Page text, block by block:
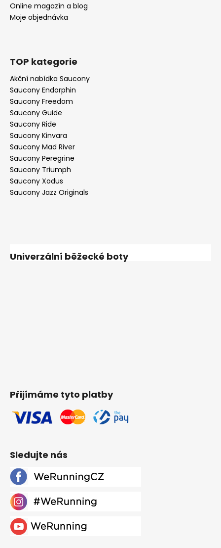
Online magazín a blog
Moje objednávka
TOP kategorie
Akční nabídka Saucony
Saucony Endorphin
Saucony Freedom
Saucony Guide
Saucony Ride
Saucony Kinvara
Saucony Mad River
Saucony Peregrine
Saucony Triumph
Saucony Xodus
Saucony Jazz Originals
Univerzální běžecké boty
Přijímáme tyto platby
Sledujte nás